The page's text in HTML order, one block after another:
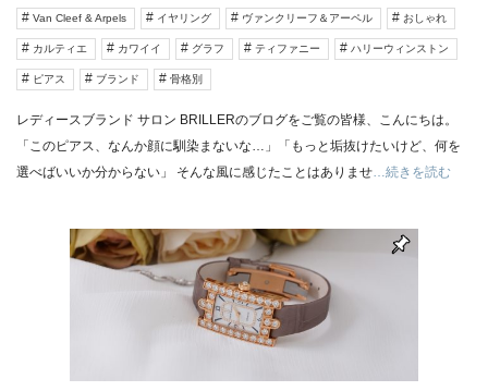
Van Cleef & Arpels イヤリング ヴァンクリーフ＆アーペル おしゃれ
カルティエ カワイイ グラフ ティファニー ハリーウィンストン
ピアス ブランド 骨格別
レディースブランド サロン BRILLERのブログをご覧の皆様、こんにちは。
「このピアス、なんか顔に馴染まないな…」「もっと垢抜けたいけど、何を
選べばいいか分からない」 そんな風に感じたことはありませ …続きを読む